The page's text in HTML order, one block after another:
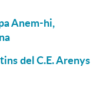
Anem-hi,
del C.E. Arenys